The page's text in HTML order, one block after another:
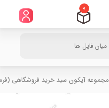
0
مجموعه آیکون سبد خرید فروشگاهی